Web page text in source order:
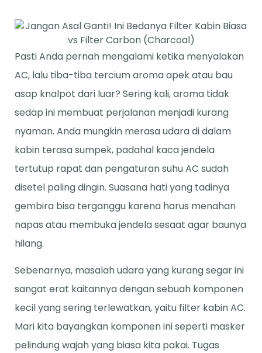
Pasti Anda pernah mengalami ketika menyalakan
AC, lalu tiba-tiba tercium aroma apek atau bau
asap knalpot dari luar? Sering kali, aroma tidak
sedap ini membuat perjalanan menjadi kurang
nyaman. Anda mungkin merasa udara di dalam
kabin terasa sumpek, padahal kaca jendela
tertutup rapat dan pengaturan suhu AC sudah
disetel paling dingin. Suasana hati yang tadinya
gembira bisa terganggu karena harus menahan
napas atau membuka jendela sesaat agar baunya
hilang.
Sebenarnya, masalah udara yang kurang segar ini
sangat erat kaitannya dengan sebuah komponen
kecil yang sering terlewatkan, yaitu filter kabin AC.
Mari kita bayangkan komponen ini seperti masker
pelindung wajah yang biasa kita pakai. Tugas